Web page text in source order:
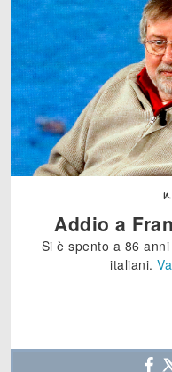
Addio a
Si è spento a 86
italiani.